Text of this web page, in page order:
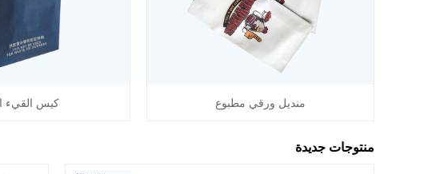
منديل ورقي مطبوع كيس القيء
منتوجات جديدة